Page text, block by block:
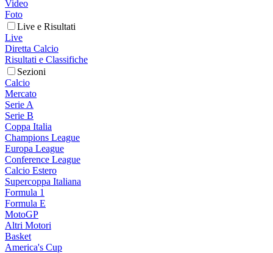
Video
Foto
Live e Risultati
Live
Diretta Calcio
Risultati e Classifiche
Sezioni
Calcio
Mercato
Serie A
Serie B
Coppa Italia
Champions League
Europa League
Conference League
Calcio Estero
Supercoppa Italiana
Formula 1
Formula E
MotoGP
Altri Motori
Basket
America's Cup